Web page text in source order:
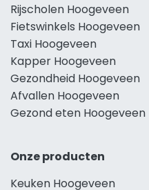
Rijscholen Hoogeveen
Fietswinkels Hoogeveen
Taxi Hoogeveen
Kapper Hoogeveen
Gezondheid Hoogeveen
Afvallen Hoogeveen
Gezond eten Hoogeveen
Onze producten
Keuken Hoogeveen